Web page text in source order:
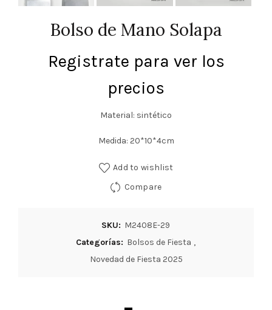
Bolso de Mano Solapa
Registrate para ver los
precios
Material: sintético
Medida: 20*10*4cm
Add to wishlist
Compare
SKU: M2408E-29
Categorías: Bolsos de Fiesta ,
Novedad de Fiesta 2025